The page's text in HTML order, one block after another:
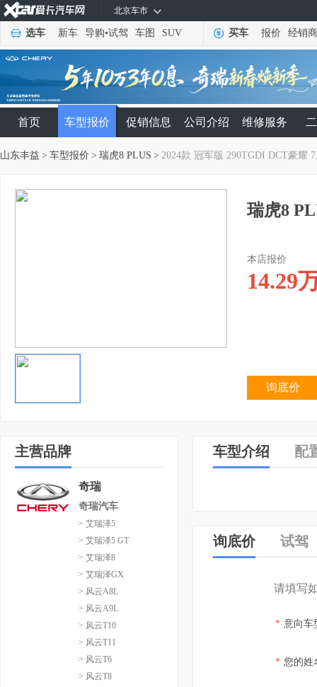
北京车市
选车 新车 导购•试驾 车图 SUV 买车 报价 经销商
首页 车型报价 促销信息 公司介绍 维修服务
山东丰益 > 车型报价 > 瑞虎8 PLUS > 2024款 冠军版 290TGDI DCT豪耀
瑞虎8
本店报价
14.29
询底价
主营品牌
奇瑞
奇瑞汽车
> 艾瑞泽5
> 艾瑞泽5 GT
> 艾瑞泽8
> 艾瑞泽GX
> 风云A8L
> 风云A9L
> 风云T10
> 风云T11
> 风云T6
> 风云T8
车型介绍 配
询底价 试驾
请填写
* 意向车
* 您的姓